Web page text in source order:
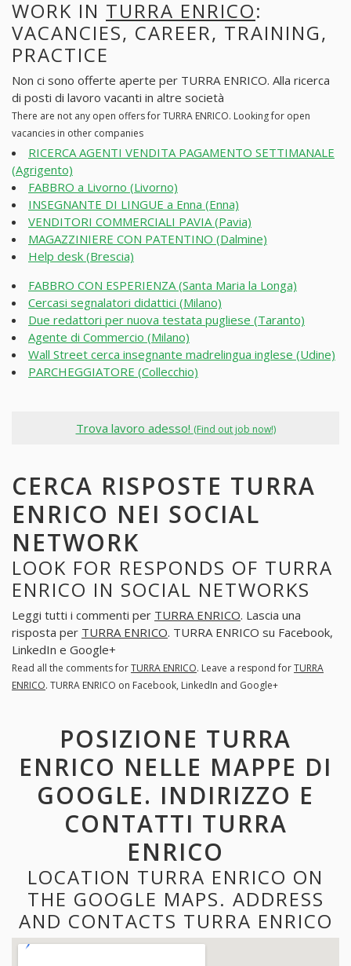
WORK IN TURRA ENRICO:
VACANCIES, CAREER, TRAINING,
PRACTICE
Non ci sono offerte aperte per TURRA ENRICO. Alla ricerca
di posti di lavoro vacanti in altre società
There are not any open offers for TURRA ENRICO. Looking for open
vacancies in other companies
RICERCA AGENTI VENDITA PAGAMENTO SETTIMANALE
(Agrigento)
FABBRO a Livorno (Livorno)
INSEGNANTE DI LINGUE a Enna (Enna)
VENDITORI COMMERCIALI PAVIA (Pavia)
MAGAZZINIERE CON PATENTINO (Dalmine)
Help desk (Brescia)
FABBRO CON ESPERIENZA (Santa Maria la Longa)
Cercasi segnalatori didattici (Milano)
Due redattori per nuova testata pugliese (Taranto)
Agente di Commercio (Milano)
Wall Street cerca insegnante madrelingua inglese (Udine)
PARCHEGGIATORE (Collecchio)
Trova lavoro adesso! (Find out job now!)
CERCA RISPOSTE TURRA
ENRICO NEI SOCIAL
NETWORK
LOOK FOR RESPONDS OF TURRA
ENRICO IN SOCIAL NETWORKS
Leggi tutti i commenti per TURRA ENRICO. Lascia una
risposta per TURRA ENRICO. TURRA ENRICO su Facebook,
LinkedIn e Google+
Read all the comments forTURRA ENRICO. Leave a respond forTURRA
ENRICO. TURRA ENRICO on Facebook, LinkedIn and Google+
POSIZIONE TURRA
ENRICO NELLE MAPPE DI
GOOGLE. INDIRIZZO E
CONTATTI TURRA
ENRICO
LOCATION TURRA ENRICO ON
THE GOOGLE MAPS. ADDRESS
AND CONTACTS TURRA ENRICO